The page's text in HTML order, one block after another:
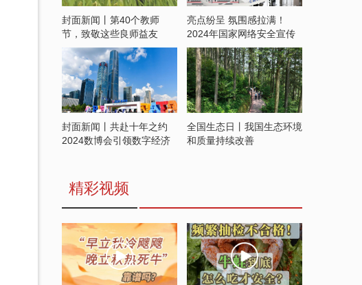
封面新闻丨第40个教师
节，致敬这些良师益友
亮点纷呈 氛围感拉满！
2024年国家网络安全宣传
周开启
封面新闻丨共赴十年之约
2024数博会引领数字经济
全国生态日丨我国生态环境
和质量持续改善
精彩视频